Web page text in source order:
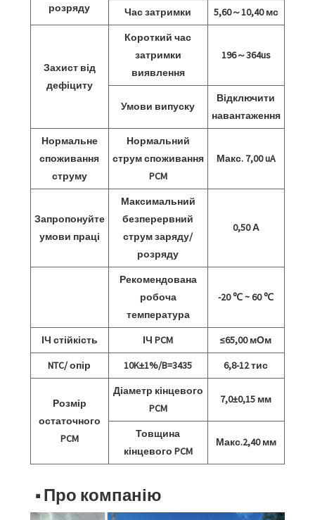
розряду
Час затримки 5,60～10,40 мс
Захист від
дефіциту
Короткий час
затримки
виявлення
196～364us
Умови випуску
Відключити
навантаження
Нормальне
споживання
струму
Нормальний
струм споживання
PCM
Макс. 7,00 uA
Запропонуйте
умови праці
Максимальний
безперервний
струм заряду/
розряду
0,50 А
Рекомендована
робоча
температура
-20 ℃ ~ 60 ℃
ІЧ стійкість ІЧ PCM
≤65,00 мОм
NTC/ опір
10K±1%/B=3435 6,8-12 тис
Розмір
остаточного
PCM
Діаметр кінцевого
PCM
7,0±0,15 мм
Товщина
кінцевого PCM
Макс.2,40 мм
■ Про компанію